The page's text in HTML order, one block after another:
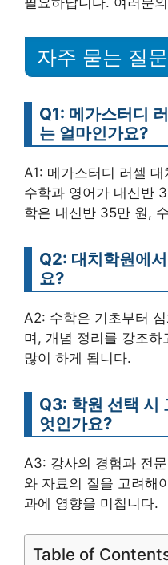
자주 묻는 질
Q1: 메가스터디
는 얼마인가요?
A1: 메가스터디 러셀
수학과 영어가 내신반
학은 내신반 35만 원,
Q2: 대치학원에
요?
A2: 수학은 기초부터
며, 개념 정리를 강조
많이 하게 됩니다.
Q3: 학원 선택 시
엇인가요?
A3: 강사의 경험과 전
와 자료의 질을 고려해
과에 영향을 미칩니다.
Table of